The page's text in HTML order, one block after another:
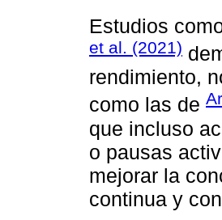
Estudios
et al. (2021)
rendimiento,
como las de
que incluso
o pausas
mejorar la
continua y